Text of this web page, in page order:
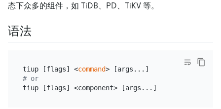
态下众多的组件，如 TiDB、PD、TiKV 等。
语法
tiup [flags] <command> [args...]
# 执行命令
# or
tiup [flags] <component> [args...]